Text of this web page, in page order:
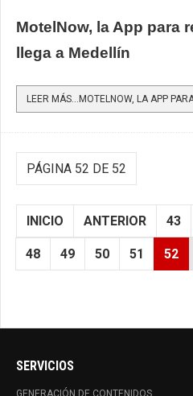
MotelNow, la App para
llega a Medellín
PÁGINA 52 DE 52
INICIO ANTERIOR 43
48 49 50 51 52
SERVICIOS
GENERACIÓN DE CONTENIDOS